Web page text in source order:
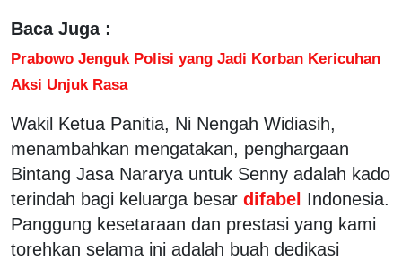
Baca Juga :
Prabowo Jenguk Polisi yang Jadi Korban Kericuhan
Aksi Unjuk Rasa
Wakil Ketua Panitia, Ni Nengah Widiasih,
menambahkan mengatakan, penghargaan
Bintang Jasa Nararya untuk Senny adalah kado
terindah bagi keluarga besar difabel Indonesia.
Panggung kesetaraan dan prestasi yang kami
torehkan selama ini adalah buah dedikasi